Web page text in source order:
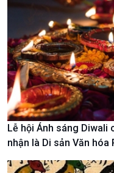
Chính phủ với người dân
Quốc hội với cử tri
Xây dựng đảng
Đảng trong cuộc sống
Nhận diện sự thật
Pháp luật và đời sống
Lễ hội Ánh sáng Diwali
nhận là Di sản Văn hóa